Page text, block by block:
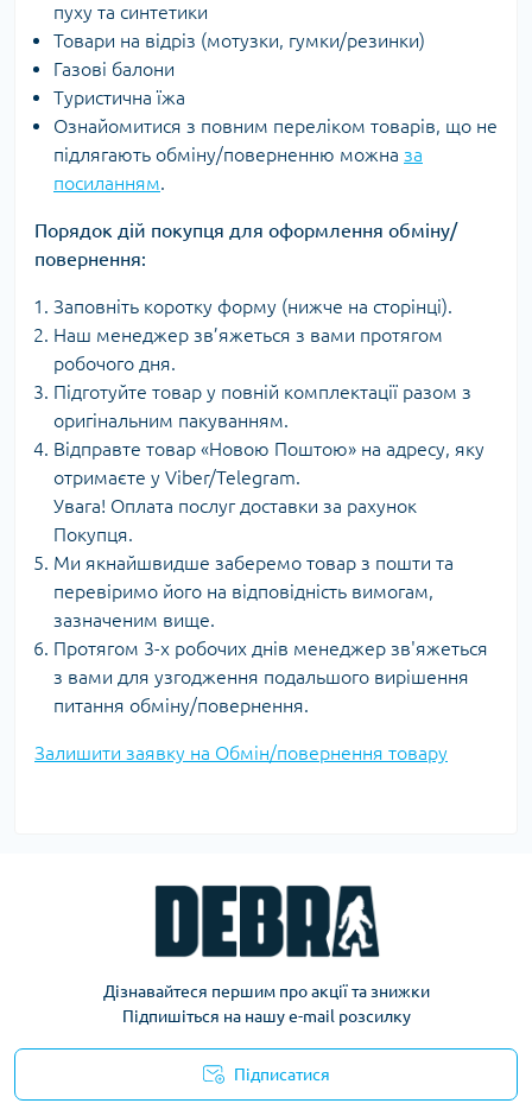
пуху та синтетики
Товари на відріз (мотузки, гумки/резинки)
Газові балони
Туристична їжа
Ознайомитися з повним переліком товарів, що не
підлягають обміну/поверненню можна за
посиланням.
Порядок дій покупця для оформлення обміну/
повернення:
Заповніть коротку форму (нижче на сторінці).
Наш менеджер зв’яжеться з вами протягом
робочого дня.
Підготуйте товар у повній комплектації разом з
оригінальним пакуванням.
Відправте товар «Новою Поштою» на адресу, яку
отримаєте у Viber/Telegram.
Увага! Оплата послуг доставки за рахунок
Покупця.
Ми якнайшвидше заберемо товар з пошти та
перевіримо його на відповідність вимогам,
зазначеним вище.
Протягом 3-х робочих днів менеджер зв'яжеться
з вами для узгодження подальшого вирішення
питання обміну/повернення.
Залишити заявку на Обмін/повернення товару
Дізнавайтеся першим про акції та знижки
Підпишіться на нашу e-mail розсилку
Підписатися